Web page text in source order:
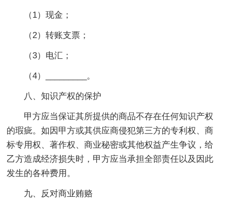
（1）现金；
（2）转账支票；
（3）电汇；
（4）_________。
八、知识产权的保护
甲方应当保证其所提供的商品不存在任何知识产权
的瑕疵。如因甲方或其供应商侵犯第三方的专利权、商
标专用权、著作权、商业秘密或其他权益产生争议，给
乙方造成经济损失时，甲方应当承担全部责任以及因此
发生的各种费用。
九、反对商业贿赂